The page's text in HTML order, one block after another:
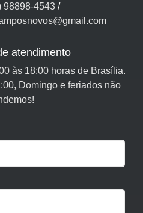
98898-4543/
atendimento
às 18:00 horas de Brasília.
Domingo e feriados não